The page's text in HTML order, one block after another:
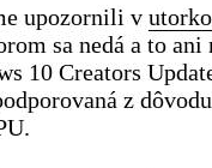
upozornili v
sa nedá a to
10 Creators
z